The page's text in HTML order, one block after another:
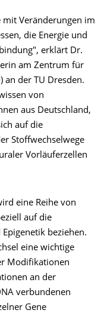
mit Veränderungen im
die Energie und
erklärt Dr.
am Zentrum für
an der TU Dresden.
von
aus Deutschland,
auf die
Stoffwechselwege
Vorläuferzellen
eine Reihe von
auf die
beziehen.
eine wichtige
Modifikationen
an der
verbundenen
Gene